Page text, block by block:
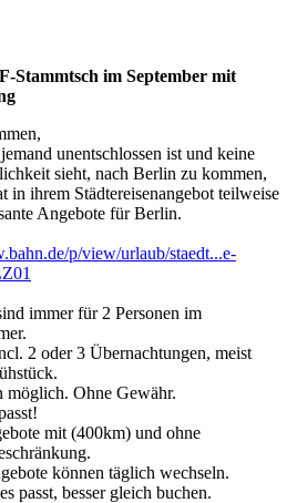
Stammtsch im September mit
unentschlossen ist und keine
sieht, nach Berlin zu kommen,
in ihrem Städtereisenangebot teilweise
Angebote für Berlin.
p/view/urlaub/staedt...e-
immer für 2 Personen im
2 oder 3 Übernachtungen, meist
möglich. Ohne Gewähr.
mit (400km) und ohne
können täglich wechseln.
passt, besser gleich buchen.